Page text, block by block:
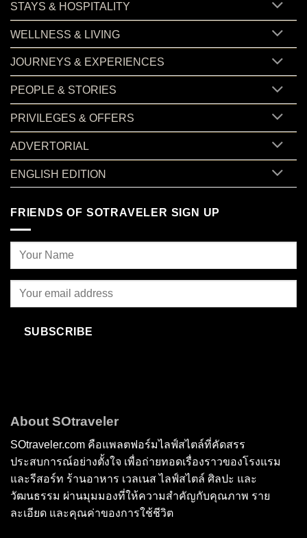
STAYS & HOSPITALITY
WELLNESS & LIVING
JOURNEYS & EXPERIENCES
PEOPLE & STORIES
PRIVILEGES & OFFERS
ADVERTORIAL
ENGLISH EDITION
FRIENDS OF SOTRAVELER SIGN UP
SUBSCRIBE
About SOtraveler
SOtraveler.com คือแพลตฟอร์มไลฟ์สไตล์ที่คัดสรร
ประสบการณ์อย่างตั้งใจ เพื่อถ่ายทอดเรื่องราวของโรงแรม
และรีสอร์ท ร้านอาหาร เวลเนส ไลฟ์สไตล์ ศิลปะ และ
วัฒนธรรม ผ่านมุมมองที่ให้ความสำคัญกับคุณภาพ ราย
ละเอียด และคุณค่าของการใช้ชีวิต